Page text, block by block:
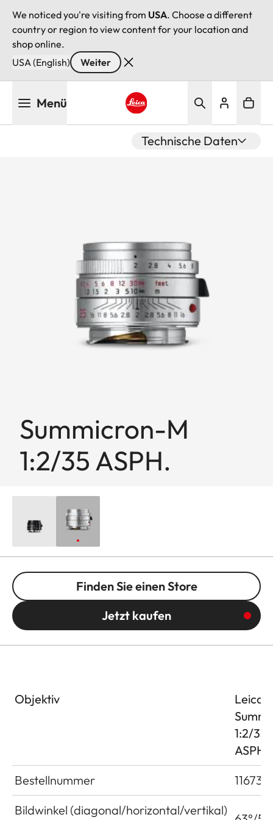
We noticed you're visiting from USA. Choose a different
country or region to view content for your location and
shop online.
USA (English)
Weiter
Menü
Technische Daten
Summicron-M
1:2/35 ASPH.
Finden Sie einen Store
Jetzt kaufen
Objektiv
Leica
1:2/
ASPH.
Bestellnummer
11673
Bildwinkel (diagonal/horizontal/vertikal)